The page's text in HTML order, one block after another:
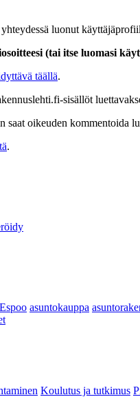
luonut
(tai itse luomasi
täällä.
sisällöt
oikeuden kommentoida
.
Espoo asuntokauppa
Koulutus ja tutkimus